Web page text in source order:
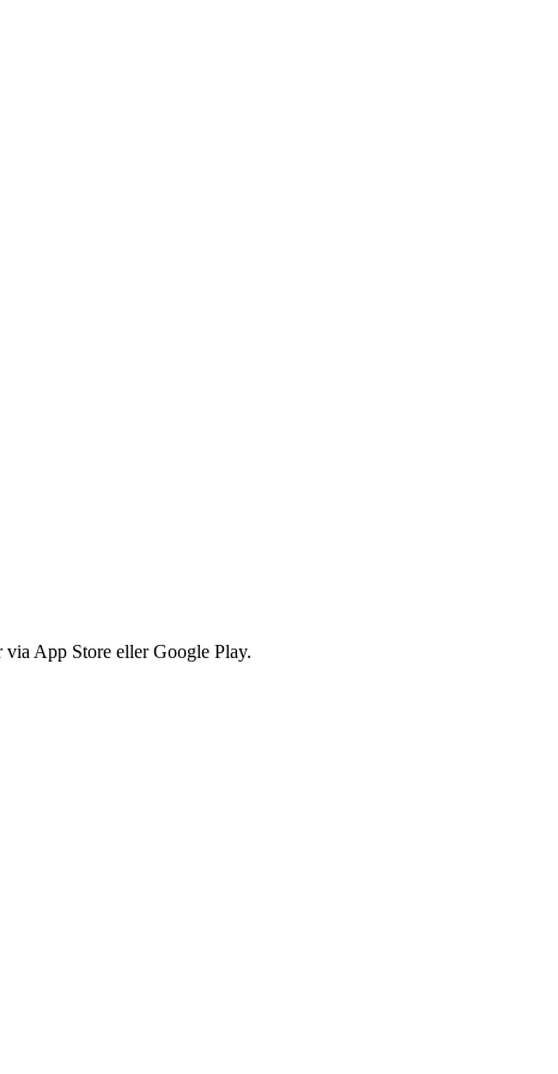
via App Store eller Google Play.